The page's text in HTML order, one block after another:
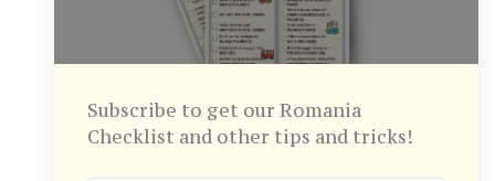
Subscribe to get our Romania
Checklist and other tips and tricks!